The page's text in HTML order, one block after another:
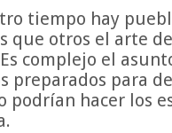
tiempo hay
que otros el arte
complejo el
preparados para
podrían hacer los